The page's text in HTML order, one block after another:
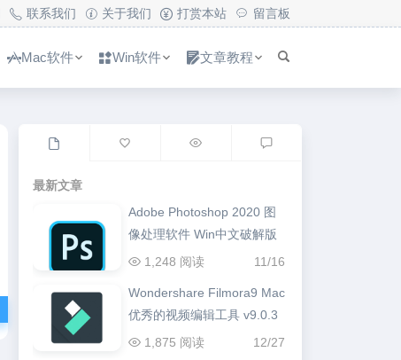
联系我们 关于我们 打赏本站 留言板
Mac软件 Win软件 文章教程
最新文章
Adobe Photoshop 2020 图
像处理软件 Win中文破解版
11/16
1,248 阅读
Wondershare Filmora9 Mac
优秀的视频编辑工具 v9.0.3
12/27
1,875 阅读